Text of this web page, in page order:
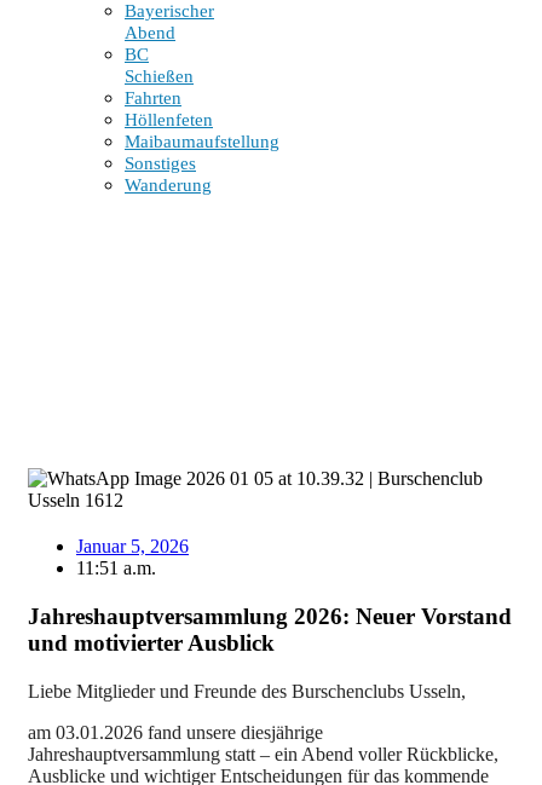
Bayerischer
Abend
BC
Schießen
Fahrten
Höllenfeten
Maibaumaufstellung
Sonstiges
Wanderung
Januar 5, 2026
11:51 a.m.
Jahreshauptversammlung 2026: Neuer Vorstand
und motivierter Ausblick
Liebe Mitglieder und Freunde des Burschenclubs Usseln,
am 03.01.2026 fand unsere diesjährige
Jahreshauptversammlung statt – ein Abend voller Rückblicke,
Ausblicke und wichtiger Entscheidungen für das kommende